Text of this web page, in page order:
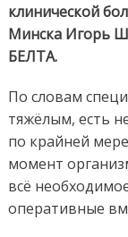
клинической
Минска Игорь
БЕЛТА.
По словам
тяжёлым, есть
по крайней
момент
всё
оперативные